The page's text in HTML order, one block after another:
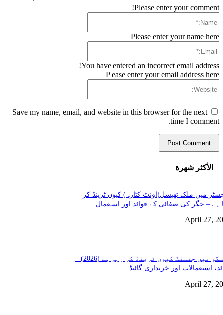
Please enter your comment!
Please enter your name here
You have entered an incorrect email address!
Please enter your email address here
Save my name, email, and website in this browser for the next
time I comment.
الأكثر شهرة
میں ملک تھیسل(اونٹ کٹارہ) کیوں ٹرینڈ کر
ہے – جگر کی صفائی کے فوائد اور استعمال
April 27,
گلاسگو میں جنسنگ کیوں ٹرینڈ کر رہی ہے (2026) –
استعمالات اور خریداری گائیڈ
April 27,